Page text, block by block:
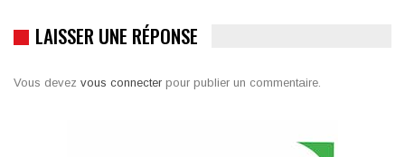
LAISSER UNE RÉPONSE
Vous devez vous connecter pour publier un commentaire.